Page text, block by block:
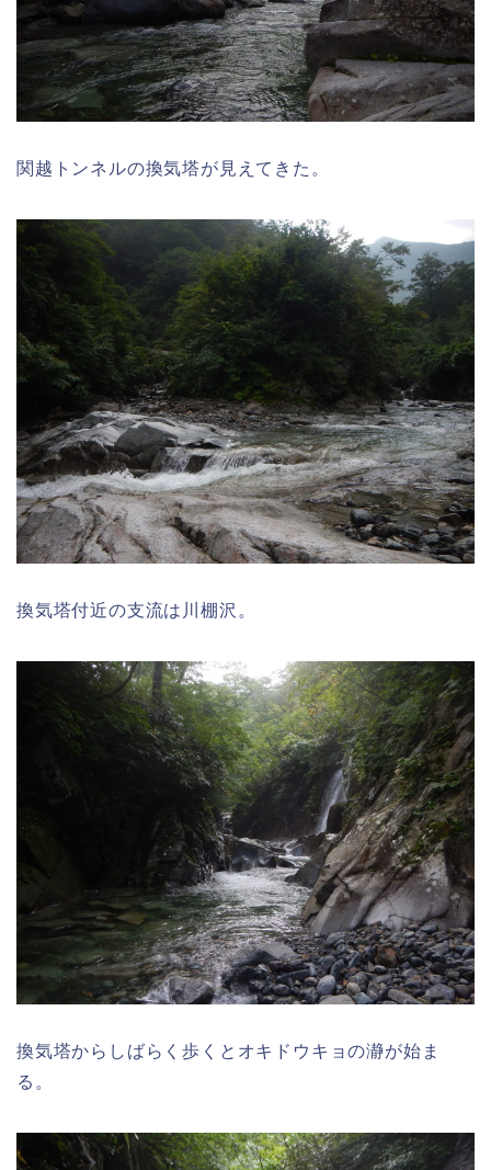
関越トンネルの換気塔が見えてきた。
換気塔付近の支流は川棚沢。
換気塔からしばらく歩くとオキドウキョの瀞が始ま
る。